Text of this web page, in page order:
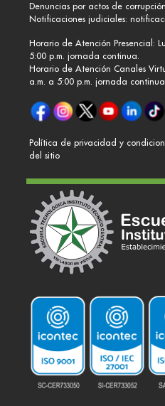
Denuncias por actos de
Notificaciones judiciales:
Horario de Atención Presencial:
5:00 p.m. jornada continua.
Horario de Atención Canales
a.m. a 5:00 p.m. jornada
Política de privacidad y
del sitio